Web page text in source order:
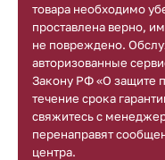
товара необходимо
проставлена верно,
не повреждено.
авторизованные
Закону РФ «О защите
течение срока
свяжитесь с
перенаправят
центра.